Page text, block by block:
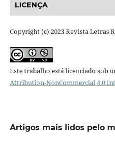
LICENÇA
Copyright (c) 2023 Revista Letras
Este trabalho está licenciado sob
Attribution-NonCommercial 4.0
Artigos mais lidos pelo